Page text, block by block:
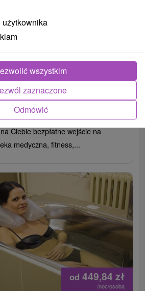
pobyt w spa: słońce, relaks i
Od 2 NoceŚniadanie I Kolacja
latem z półpensjonatem i
Ciebie bezpłatne wejście na
medyczna, fitness,...
od 449,84 zł
/noc/osoba
Odmówić
zaznaczone
wszystkim